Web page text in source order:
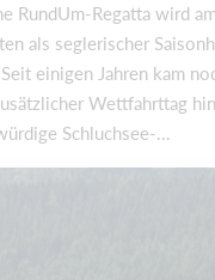
RundUm-Regatta wird
als seglerischer
einigen Jahren kam
Wettfahrttag
Schluchsee-...